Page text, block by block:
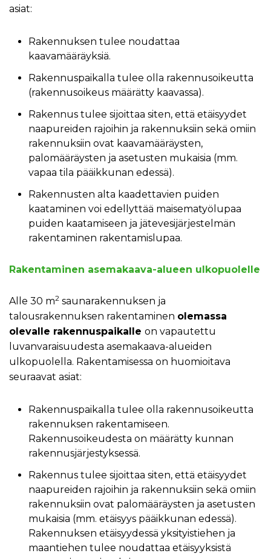
asiat:
Rakennuksen tulee noudattaa
kaavamääräyksiä.
Rakennuspaikalla tulee olla rakennusoikeutta
(rakennusoikeus määrätty kaavassa).
Rakennus tulee sijoittaa siten, että etäisyydet
naapureiden rajoihin ja rakennuksiin sekä omiin
rakennuksiin ovat kaavamääräysten,
palomääräysten ja asetusten mukaisia (mm.
vapaa tila pääikkunan edessä).
Rakennusten alta kaadettavien puiden
kaataminen voi edellyttää maisematyölupaa
puiden kaatamiseen ja jätevesijärjestelmän
rakentaminen rakentamislupaa.
Rakentaminen asemakaava-alueen ulkopuolelle
Alle 30 m2 saunarakennuksen ja
talousrakennuksen rakentaminen olemassa
olevalle rakennuspaikalle on vapautettu
luvanvaraisuudesta asemakaava-alueiden
ulkopuolella. Rakentamisessa on huomioitava
seuraavat asiat:
Rakennuspaikalla tulee olla rakennusoikeutta
rakennuksen rakentamiseen.
Rakennusoikeudesta on määrätty kunnan
rakennusjärjestyksessä.
Rakennus tulee sijoittaa siten, että etäisyydet
naapureiden rajoihin ja rakennuksiin sekä omiin
rakennuksiin ovat palomääräysten ja asetusten
mukaisia (mm. etäisyys pääikkunan edessä).
Rakennuksen etäisyydessä yksityistiehen ja
maantiehen tulee noudattaa etäisyyksistä